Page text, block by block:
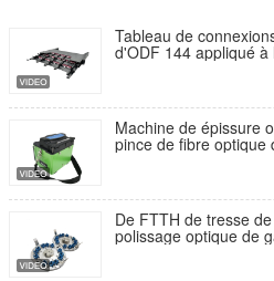
Tableau de
d'ODF 144 appliqué à
Machine de épissure
pince de fibre optique
De FTTH de tresse
polissage optique de